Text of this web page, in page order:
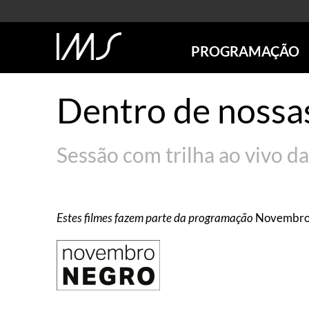
PROGRAMAÇÃO
SÃO PAULO
RIO DE JANEIRO
ONLINE
FUTURAS
Dentro de
Sessão com trilha ao vivo
Estes filmes fazem parte da programação